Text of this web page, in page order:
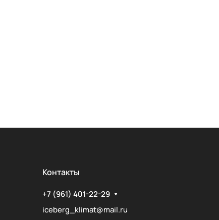
Контакты
+7 (961) 401-22-29
iceberg_klimat@mail.ru